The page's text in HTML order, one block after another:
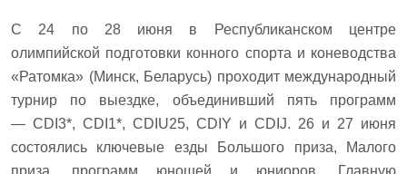
С 24 по 28 июня в Республиканском центре
олимпийской подготовки конного спорта и коневодства
«Ратомка» (Минск, Беларусь) проходит международный
турнир по выездке, объединивший пять программ
— CDI3*, CDI1*, CDIU25, CDIY и CDIJ. 26 и 27 июня
состоялись ключевые езды Большого приза, Малого
приза, программ юношей и юниоров. Главную